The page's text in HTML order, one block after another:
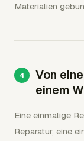
Materialien
Von
einem
Eine einmalige
Reparatur, eine